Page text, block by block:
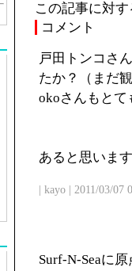
この記事に対
コメント
戸田トンコさ
たか？（まだ
okoさんもとて
あると思いま
| kayo | 2011/03/07
Surf-N-Seaに